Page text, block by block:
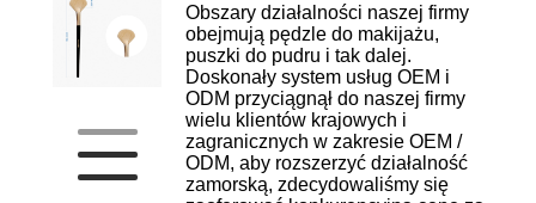
Obszary działalności naszej firmy
obejmują pędzle do makijażu,
puszki do pudru i tak dalej.
Doskonały system usług OEM i
ODM przyciągnął do naszej firmy
wielu klientów krajowych i
zagranicznych w zakresie OEM /
ODM, aby rozszerzyć działalność
zamorską, zdecydowaliśmy się